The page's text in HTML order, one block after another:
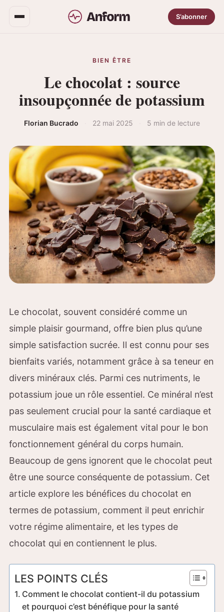
S’abonner
BIEN ÊTRE
Le chocolat : source
insoupçonnée de potassium
Florian Bucrado 22 mai 2025 5 min de lecture
Le chocolat, souvent considéré comme un
simple plaisir gourmand, offre bien plus qu’une
simple satisfaction sucrée. Il est connu pour ses
bienfaits variés, notamment grâce à sa teneur en
divers minéraux clés. Parmi ces nutriments, le
potassium joue un rôle essentiel. Ce minéral n’est
pas seulement crucial pour la santé cardiaque et
musculaire mais est également vital pour le bon
fonctionnement général du corps humain.
Beaucoup de gens ignorent que le chocolat peut
être une source conséquente de potassium. Cet
article explore les bénéfices du chocolat en
termes de potassium, comment il peut enrichir
votre régime alimentaire, et les types de
chocolat qui en contiennent le plus.
LES POINTS CLÉS
Comment le chocolat contient-il du potassium
et pourquoi c’est bénéfique pour la santé